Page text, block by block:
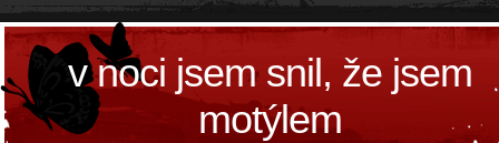
v noci jsem snil, že jsem
motýlem